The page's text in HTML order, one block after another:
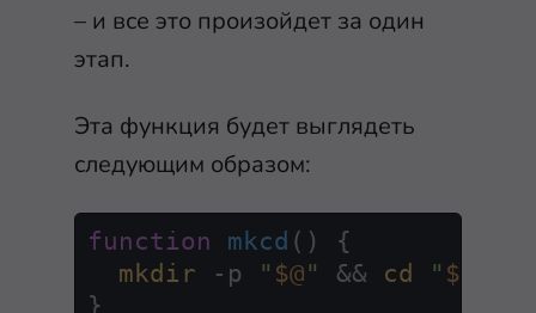
– и все это произойдет за один
этап.
Эта функция будет выглядеть
следующим образом:
function mkcd () {
mkdir -p " $@" && cd " $_
}